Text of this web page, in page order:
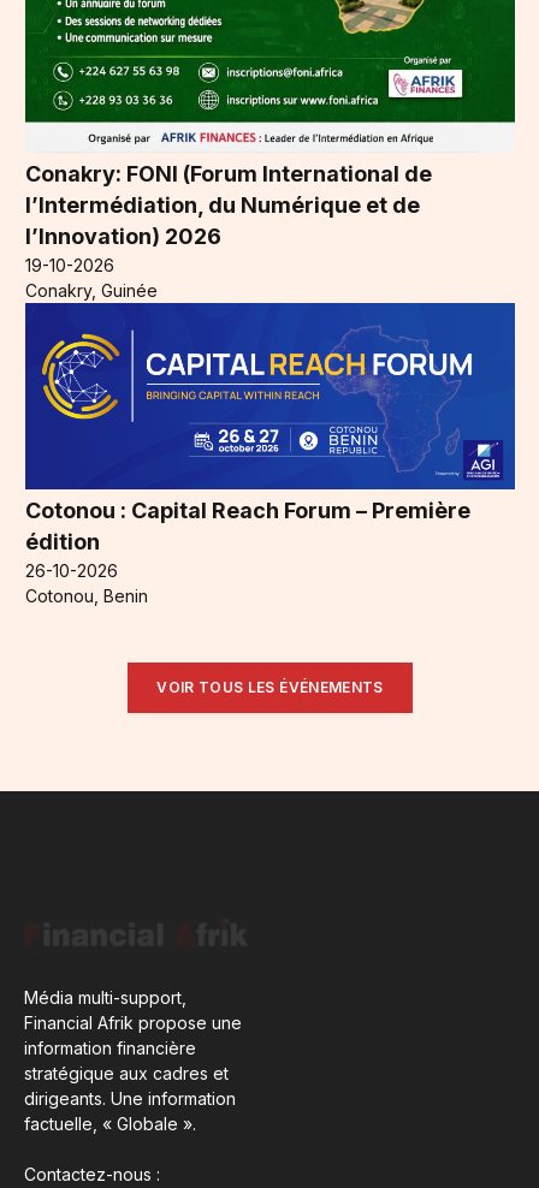
Conakry: FONI (Forum International de
l’Intermédiation, du Numérique et de
l’Innovation) 2026
19-10-2026
Conakry, Guinée
Cotonou : Capital Reach Forum – Première
édition
26-10-2026
Cotonou, Benin
VOIR TOUS LES ÉVÉNEMENTS
Média multi-support,
Financial Afrik propose une
information financière
stratégique aux cadres et
dirigeants. Une information
factuelle, « Globale ».
Contactez-nous :